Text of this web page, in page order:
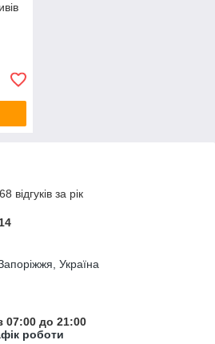
відгуків за рік
Україна
07:00 до 21:00
роботи